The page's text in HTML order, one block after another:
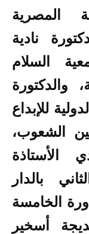
المصرية
نادية
السلام
والدكتورة
للإبداع
الشعوب،
الأستاذة
بالدار
الخامسة
أسخير